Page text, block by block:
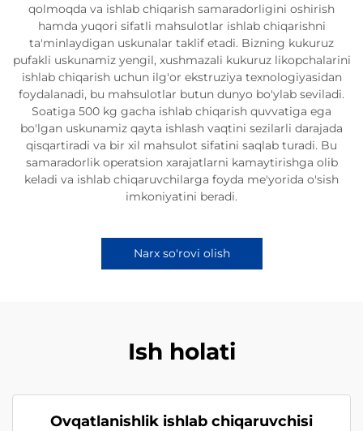
qolmoqda va ishlab chiqarish samaradorligini oshirish
hamda yuqori sifatli mahsulotlar ishlab chiqarishni
ta'minlaydigan uskunalar taklif etadi. Bizning kukuruz
pufakli uskunamiz yengil, xushmazali kukuruz likopchalarini
ishlab chiqarish uchun ilg'or ekstruziya texnologiyasidan
foydalanadi, bu mahsulotlar butun dunyo bo'ylab seviladi.
Soatiga 500 kg gacha ishlab chiqarish quvvatiga ega
bo'lgan uskunamiz qayta ishlash vaqtini sezilarli darajada
qisqartiradi va bir xil mahsulot sifatini saqlab turadi. Bu
samaradorlik operatsion xarajatlarni kamaytirishga olib
keladi va ishlab chiqaruvchilarga foyda me'yorida o'sish
imkoniyatini beradi.
Narx so'rovi olish
Ish holati
Ovqatlanishlik ishlab chiqaruvchisi